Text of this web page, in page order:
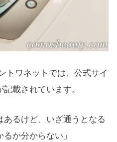
トワネットでは、公式サイ
載されています。
あるけど、いざ通うとなる
か分からない」